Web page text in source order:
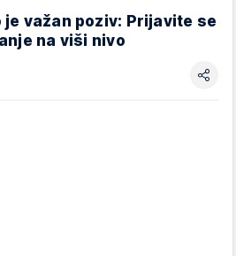
važan poziv: Prijavite se
na viši nivo